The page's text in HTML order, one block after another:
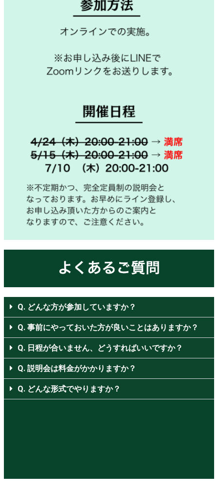
Q. どんな方が参加していますか？
Q. 事前にやっておいた方が良いことはありますか？
Q. 日程が合いません、どうすればいいですか？
Q. 説明会は料金がかかりますか？
Q. どんな形式でやりますか？